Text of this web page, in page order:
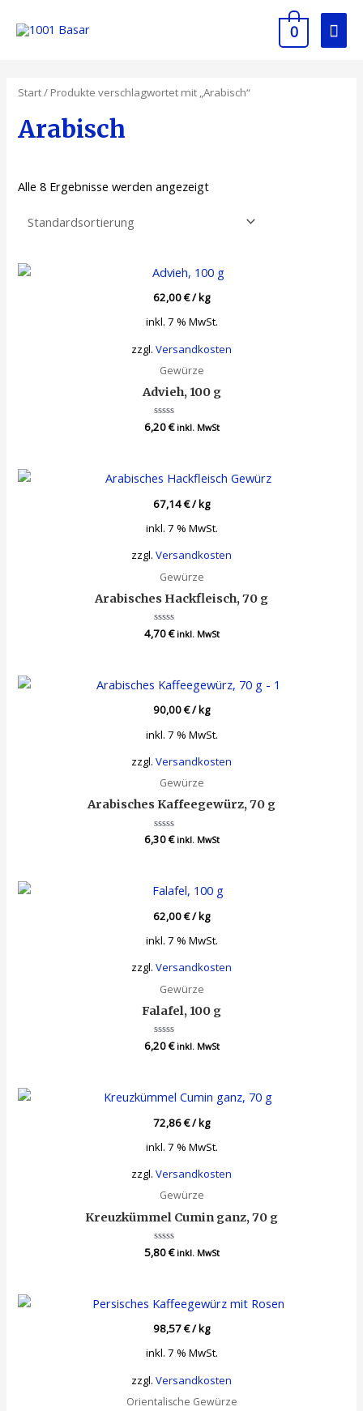
Inhalt
0
Start/ Produkte verschlagwortet mit „Arabisch“
Arabisch
Alle 8 Ergebnisse werden angezeigt
62,00€/kg
inkl. 7 % MwSt.
zzgl. Versandkosten
Gewürze
Advieh, 100 g
Bewertet
6,20€ inkl. MwSt
67,14€/kg
inkl. 7 % MwSt.
zzgl. Versandkosten
Gewürze
Arabisches Hackfleisch, 70 g
Bewertet
mit
4,70€ inkl. MwSt
90,00€/kg
inkl. 7 % MwSt.
zzgl. Versandkosten
Gewürze
Arabisches Kaffeegewürz, 70 g
Bewertet
6,30€ inkl. MwSt
62,00€/kg
inkl. 7 % MwSt.
zzgl. Versandkosten
Gewürze
Falafel, 100 g
Bewertet
6,20€ inkl. MwSt
72,86€/kg
inkl. 7 % MwSt.
zzgl. Versandkosten
Gewürze
Kreuzkümmel Cumin ganz, 70 g
Bewertet
mit
5,80€ inkl. MwSt
98,57€/kg
inkl. 7 % MwSt.
zzgl. Versandkosten
Orientalische Gewürze